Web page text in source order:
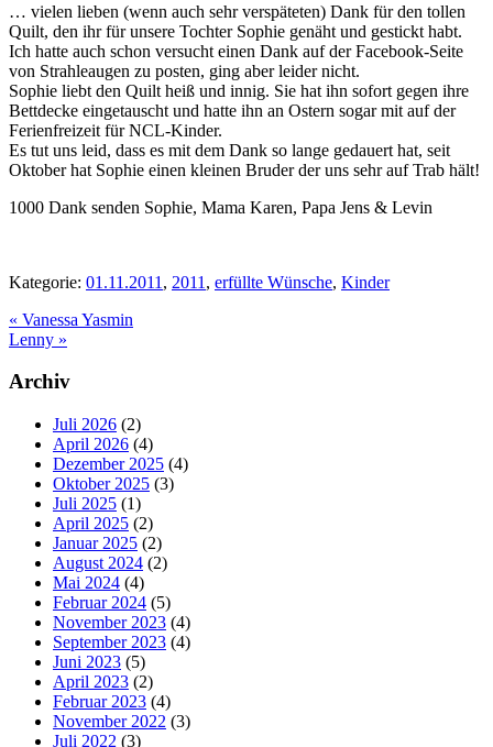
… vielen lieben (wenn auch sehr verspäteten) Dank für den tollen
Quilt, den ihr für unsere Tochter Sophie genäht und gestickt habt.
Ich hatte auch schon versucht einen Dank auf der Facebook-Seite
von Strahleaugen zu posten, ging aber leider nicht.
Sophie liebt den Quilt heiß und innig. Sie hat ihn sofort gegen ihre
Bettdecke eingetauscht und hatte ihn an Ostern sogar mit auf der
Ferienfreizeit für NCL-Kinder.
Es tut uns leid, dass es mit dem Dank so lange gedauert hat, seit
Oktober hat Sophie einen kleinen Bruder der uns sehr auf Trab hält!
1000 Dank senden Sophie, Mama Karen, Papa Jens & Levin
Kategorie: 01.11.2011 , 2011 , erfüllte Wünsche, Kinder
Vorheriger
Beitrag:
« Vanessa Yasmin
Nächster
Lenny »
Seitenspalte
Archiv
Juli 2026 (2)
April 2026 (4)
Dezember 2025 (4)
Oktober 2025 (3)
Juli 2025 (1)
April 2025 (2)
Januar 2025 (2)
August 2024 (2)
Mai 2024 (4)
Februar 2024 (5)
November 2023 (4)
September 2023 (4)
Juni 2023 (5)
April 2023 (2)
Februar 2023 (4)
November 2022 (3)
Juli 2022 (3)